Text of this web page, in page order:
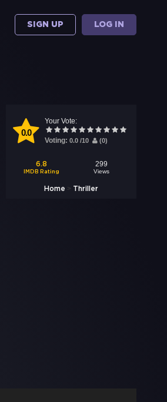
SIGN UP LOG IN
0.0
Your Vote:
Voting: 0.0 /10 (0)
6.8
IMDB Rating
299
Views
Home > Thriller